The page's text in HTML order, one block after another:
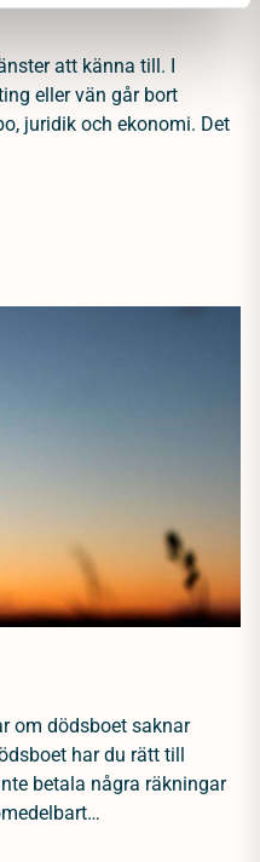
att känna till. I
eller vän går bort
juridik och ekonomi. Det
om dödsboet saknar
har du rätt till
betala några räkningar